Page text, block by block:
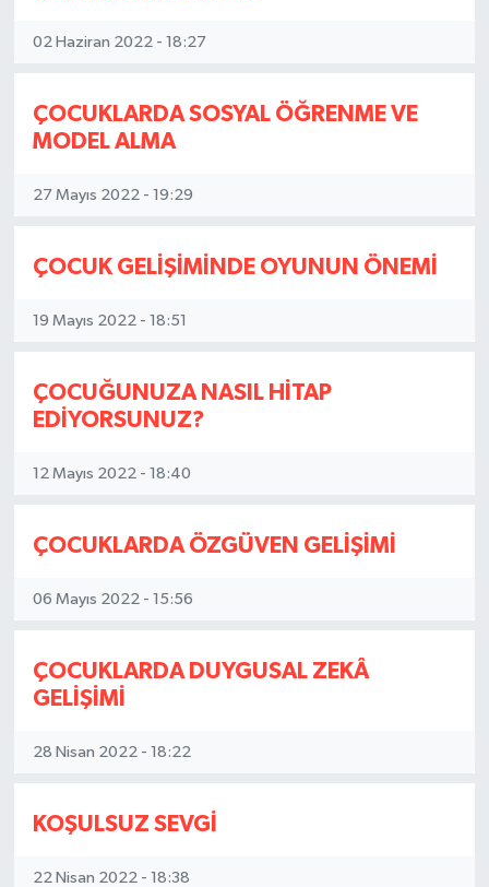
02 Haziran 2022 - 18:27
ÇOCUKLARDA SOSYAL ÖĞRENME VE
MODEL ALMA
27 Mayıs 2022 - 19:29
ÇOCUK GELİŞİMİNDE OYUNUN ÖNEMİ
19 Mayıs 2022 - 18:51
ÇOCUĞUNUZA NASIL HİTAP
EDİYORSUNUZ?
12 Mayıs 2022 - 18:40
ÇOCUKLARDA ÖZGÜVEN GELİŞİMİ
06 Mayıs 2022 - 15:56
ÇOCUKLARDA DUYGUSAL ZEKÂ
GELİŞİMİ
28 Nisan 2022 - 18:22
KOŞULSUZ SEVGİ
22 Nisan 2022 - 18:38